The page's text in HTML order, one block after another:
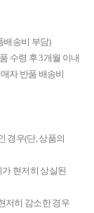
배송비 부담)
수령 후 3개월 이내
자 반품 배송비
경우(단, 상품의
현저히 상실된
저히 감소한 경우